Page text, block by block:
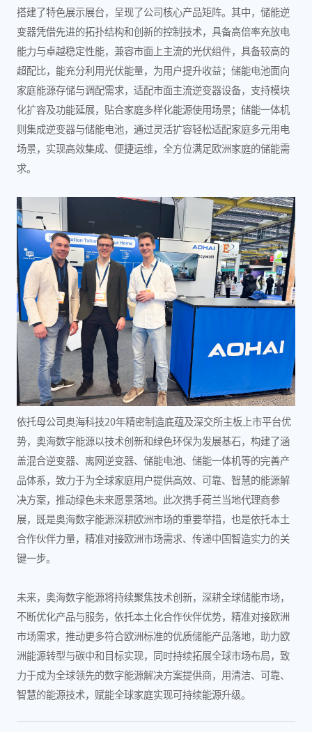
搭建了特色展示展台，呈现了公司核心产品矩阵。其中，储能逆
变器凭借先进的拓扑结构和创新的控制技术，具备高倍率充放电
能力与卓越稳定性能，兼容市面上主流的光伏组件，具备较高的
超配比，能充分利用光伏能量，为用户提升收益；储能电池面向
家庭能源存储与调配需求，适配市面主流逆变器设备，支持模块
化扩容及功能延展，贴合家庭多样化能源使用场景；储能一体机
则集成逆变器与储能电池，通过灵活扩容轻松适配家庭多元用电
场景，实现高效集成、便捷运维，全方位满足欧洲家庭的储能需
求。
依托母公司奥海科技20年精密制造底蕴及深交所主板上市平台优
势，奥海数字能源以技术创新和绿色环保为发展基石，构建了涵
盖混合逆变器、离网逆变器、储能电池、储能一体机等的完善产
品体系，致力于为全球家庭用户提供高效、可靠、智慧的能源解
决方案，推动绿色未来愿景落地。此次携手荷兰当地代理商参
展，既是奥海数字能源深耕欧洲市场的重要举措，也是依托本土
合作伙伴力量，精准对接欧洲市场需求、传递中国智造实力的关
键一步。
未来，奥海数字能源将持续聚焦技术创新，深耕全球储能市场，
不断优化产品与服务，依托本土化合作伙伴优势，精准对接欧洲
市场需求，推动更多符合欧洲标准的优质储能产品落地，助力欧
洲能源转型与碳中和目标实现，同时持续拓展全球市场布局，致
力于成为全球领先的数字能源解决方案提供商，用清洁、可靠、
智慧的能源技术，赋能全球家庭实现可持续能源升级。